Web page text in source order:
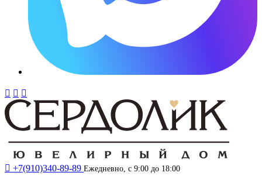
  
 +7(910)340-89-89 Ежедневно, с 9:00 до 18:00